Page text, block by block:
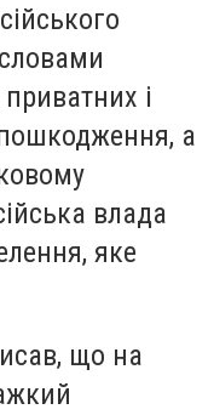
і
а
влада
яке
що на